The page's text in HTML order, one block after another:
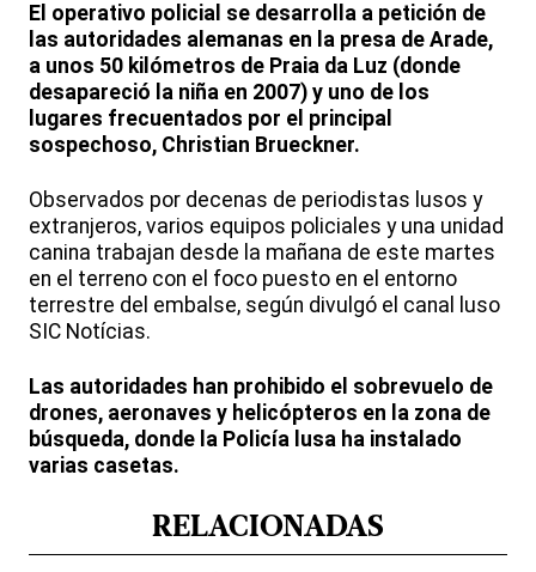
El operativo policial se desarrolla a petición de
las autoridades alemanas en la presa de Arade,
a unos 50 kilómetros de Praia da Luz (donde
desapareció la niña en 2007) y uno de los
lugares frecuentados por el principal
sospechoso, Christian Brueckner.
Observados por decenas de periodistas lusos y
extranjeros, varios equipos policiales y una unidad
canina trabajan desde la mañana de este martes
en el terreno con el foco puesto en el entorno
terrestre del embalse, según divulgó el canal luso
SIC Notícias.
Las autoridades han prohibido el sobrevuelo de
drones, aeronaves y helicópteros en la zona de
búsqueda, donde la Policía lusa ha instalado
varias casetas.
RELACIONADAS